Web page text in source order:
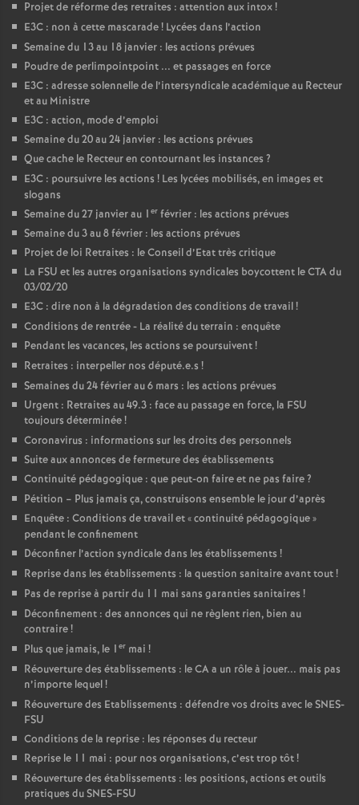
Projet de réforme des retraites : attention aux intox!
E3C : non à cette mascarade! Lycées dans l’action
Semaine du 13 au 18 janvier : les actions prévues
Poudre de perlimpointpoint ... et passages en force
E3C : adresse solennelle de l’intersyndicale académique au Recteur
et au Ministre
E3C : action, mode d’emploi
Semaine du 20 au 24 janvier : les actions prévues
Que cache le Recteur en contournant les instances ?
E3C : poursuivre les actions ! Les lycées mobilisés, en images et
slogans
Semaine du 27 janvier au 1 er février : les actions prévues
Semaine du 3 au 8 février : les actions prévues
Projet de loi Retraites : le Conseil d’Etat très critique
La FSU et les autres organisations syndicales boycottent le CTA du
03/02/20
E3C : dire non à la dégradation des conditions de travail!
Conditions de rentrée - La réalité du terrain : enquête
Pendant les vacances, les actions se poursuivent!
Retraites : interpeller nos député.e.s !
Semaines du 24 février au 6 mars : les actions prévues
Urgent : Retraites au 49.3 : face au passage en force, la FSU
toujours déterminée!
Coronavirus : informations sur les droits des personnels
Suite aux annonces de fermeture des établissements
Continuité pédagogique : que peut-on faire et ne pas faire?
Pétition – Plus jamais ça, construisons ensemble le jour d’après
Enquête : Conditions de travail et «continuité pédagogique»
pendant le confinement
Déconfiner l’action syndicale dans les établissements !
Reprise dans les établissements : la question sanitaire avant tout!
Pas de reprise à partir du 11 mai sans garanties sanitaires !
Déconfinement : des annonces qui ne règlent rien, bien au
contraire!
Plus que jamais, le 1 er mai !
Réouverture des établissements : le CA a un rôle à jouer... mais pas
n’importe lequel!
Réouverture des Etablissements : défendre vos droits avec le SNES-
FSU
Conditions de la reprise : les réponses du recteur
Reprise le 11 mai : pour nos organisations, c’est trop tôt!
Réouverture des établissements : les positions, actions et outils
pratiques du SNES-FSU